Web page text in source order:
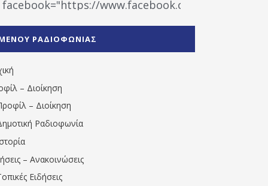
facebook="https://www.facebook.com/
1531194763766854/" artist="" ]
ΡΑΔΙΟΦΩΝΙΑΣ
– Διοίκηση
– Διοίκηση
Ραδιοφωνία
– Ανακοινώσεις
Ειδήσεις